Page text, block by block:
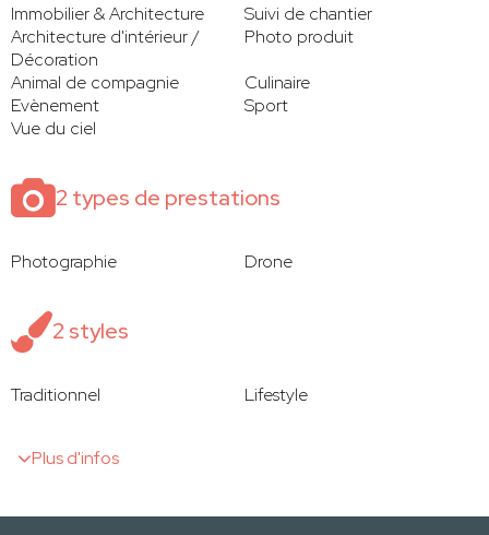
Immobilier & Architecture
Suivi de chantier
Architecture d'intérieur /
Décoration
Photo produit
Animal de compagnie
Culinaire
Evènement
Sport
Vue du ciel
2 types de prestations
Photographie Drone
2 styles
Traditionnel Lifestyle
Plus d'infos